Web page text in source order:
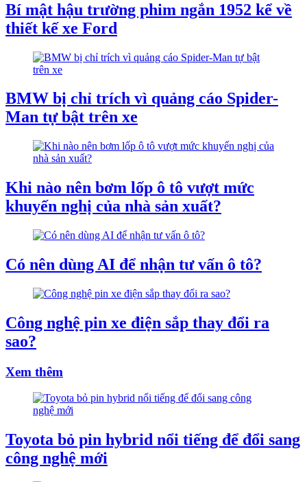
Bí mật hậu trường phim ngắn 1952 kể về
thiết kế xe Ford
BMW bị chỉ trích vì quảng cáo Spider-
Man tự bật trên xe
Khi nào nên bơm lốp ô tô vượt mức
khuyến nghị của nhà sản xuất?
Có nên dùng AI để nhận tư vấn ô tô?
Công nghệ pin xe điện sắp thay đổi ra
sao?
Xem thêm
Toyota bỏ pin hybrid nổi tiếng để đổi sang
công nghệ mới